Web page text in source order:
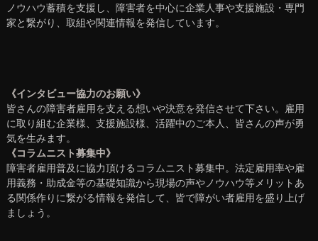
ノウハウ蓄積を支援し、障害者を中心に企業人事や支援施設・専門
家と繋がり、取組や関連情報を発信しています。
《インタビュー協力のお願い》
皆さんの障害者雇用を支える想いや決意を発信させて下さい。雇用
に取り組む企業様、支援施設様、活躍中のご本人、皆さんの声が勇
気を生みます。
《コラムニスト募集中》
障害者雇用普及に協力頂けるコラムニスト募集中。法定雇用率や雇
用義務・助成金等の基礎知識から現場の声やノウハウ等メリットあ
る関係作りに繋がる情報を発信して、皆で障がい者雇用を盛り上げ
ましょう。